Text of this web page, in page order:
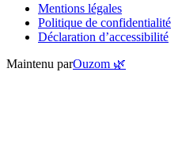
Mentions légales
Politique de confidentialité
Déclaration d’accessibilité
Maintenu parOuzom 🌿